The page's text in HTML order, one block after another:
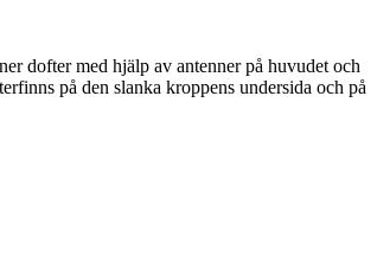
dofter med hjälp av antenner på huvudet och
på den slanka kroppens undersida och på